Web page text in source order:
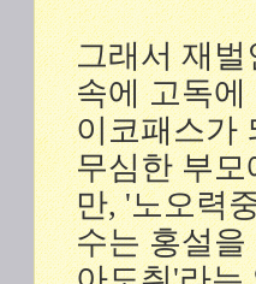
그래서 재
속에 고독
이코패스가
무심한 부
만, '노오력
수는 홍설